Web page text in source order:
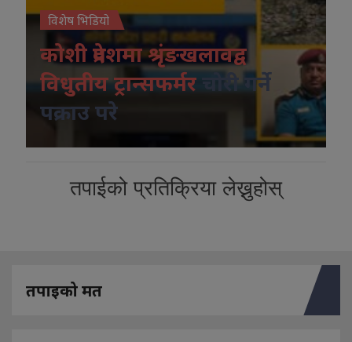
विशेष भिडियो
कोशी प्रदेशमा श्रृंङखलावद्व
विधुतीय ट्रान्सफर्मर
चोरी गर्ने
पक्राउ परे
तपाईको प्रतिक्रिया लेख्नुहोस्
तपाइको मत